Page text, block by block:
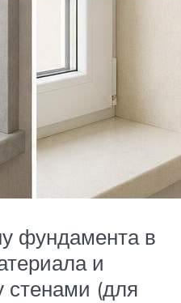
фундамента в
и
стенами (для